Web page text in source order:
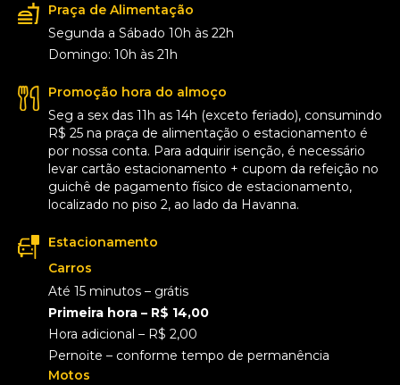
Praça de Alimentação
Segunda a Sábado 10h às 22h
Domingo: 10h às 21h
Promoção hora do almoço
Seg a sex das 11h as 14h (exceto feriado), consumindo
R$ 25 na praça de alimentação o estacionamento é
por nossa conta. Para adquirir isenção, é necessário
levar cartão estacionamento + cupom da refeição no
guichê de pagamento físico de estacionamento,
localizado no piso 2, ao lado da Havanna.
Estacionamento
Carros
Até 15 minutos – grátis
Primeira hora – R$ 14,00
Hora adicional – R$ 2,00
Pernoite – conforme tempo de permanência
Motos